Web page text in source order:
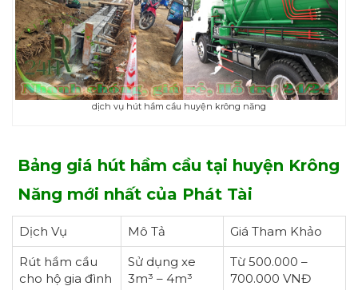
dịch vụ hút hầm cầu huyện krông năng
Bảng giá hút hầm cầu tại huyện Krông
Năng mới nhất của Phát Tài
Dịch Vụ Mô Tả
Giá Tham Khảo
Rút hầm cầu
cho hộ gia đình
Sử dụng xe
3m³ – 4m³
Từ 500.000 –
700.000 VNĐ